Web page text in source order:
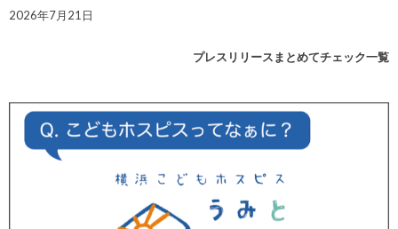
2026年7月21日
プレスリリースまとめてチェック一覧